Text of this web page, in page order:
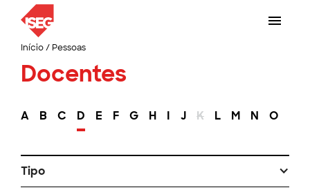
Início/ Pessoas
Docentes
A B C D E F G H I J K L M N O
Tipo